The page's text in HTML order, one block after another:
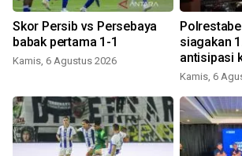
Skor Persib vs Persebaya
babak pertama 1-1
Kamis, 6 Agustus 2026
siagakan
antisipasi
Persib
Kamis, 6